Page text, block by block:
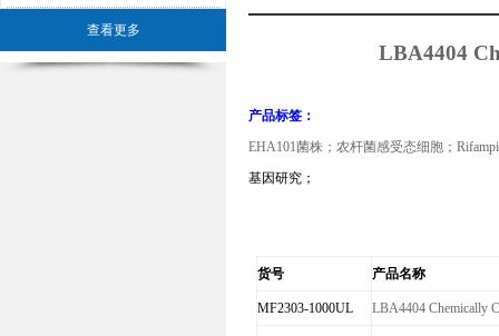
查看更多
LBA4404
产品标签：
EHA101菌株；农杆菌感受态细胞；
基因研究；
货号 产品名称
MF2303-1000UL LBA4404 Chemically